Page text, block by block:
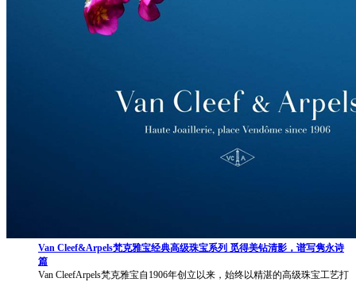
Van Cleef&Arpels梵克雅宝经典高级珠宝系列 觅得美钻清影，谱写隽永诗
篇
Van CleefArpels梵克雅宝自1906年创立以来，始终以精湛的高级珠宝工艺打